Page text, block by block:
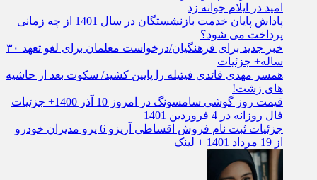
امید در ایلام جوانه زد
پاداش پایان خدمت بازنشستگان در سال 1401 از چه زمانی
پرداخت می شود؟
خبر جدید برای فرهنگیان/درخواست معلمان برای لغو تعهد ۳۰
ساله+ جزئیات
همسر مهدی قائدی فیتیله را پایین کشید/ سکوت بعد از حاشیه
های زشت!
قیمت روز گوشی سامسونگ در امروز 10 آذر 1400+ جزئیات
فال روزانه در 4 فروردین 1401
جزئیات ثبت نام فروش اقساطی آریزو 6 پرو مدیران خودرو
از 19 مرداد 1401 + لینک